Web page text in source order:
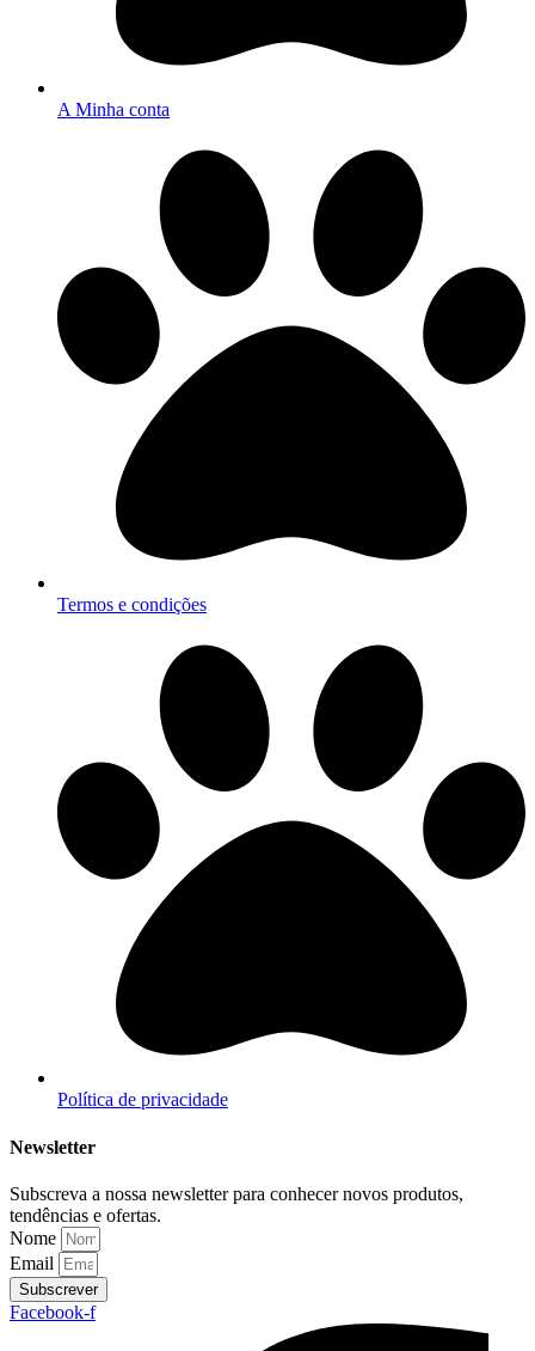
A Minha conta
Termos e condições
Política de privacidade
Newsletter
Subscreva a nossa newsletter para conhecer novos produtos,
tendências e ofertas.
Nome
Email
Subscrever
Facebook-f